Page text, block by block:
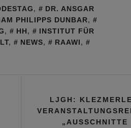
ausmacht
,
DR. ANSGAR
PHILIPPS DUNBAR,
, HH,
INSTITUT FÜR
, NEWS, RAAWI,
LJGH:
„AUSSCHNITTE